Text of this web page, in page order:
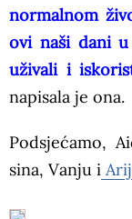
normalnom
ovi naši dani
uživali i
napisala je ona.
Podsjećamo,
sina, Vanju i